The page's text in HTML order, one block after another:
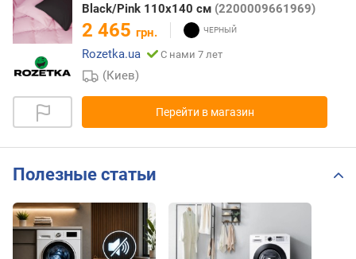
Black/Pink 110х140 см (2200009661969)
2 465 грн.
Rozetka.ua
С нами 7 лет
(Киев)
Перейти в магазин
Полезные статьи